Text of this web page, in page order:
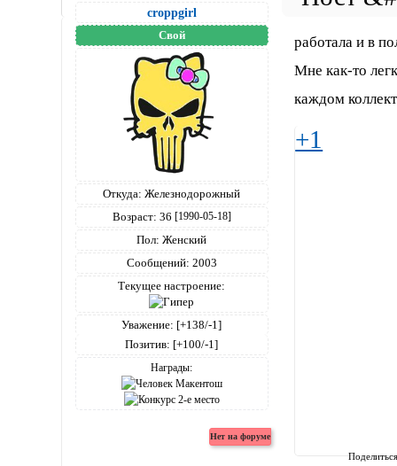
croppgirl
Свой
Откуда: Железнодорожный
Возраст: 36 [1990-05-18]
Пол: Женский
Сообщений: 2003
Текущее настроение:
Уважение: [+138/-1]
Позитив: [+100/-1]
Награды:
работала и в
Мне как-то
каждом
+1